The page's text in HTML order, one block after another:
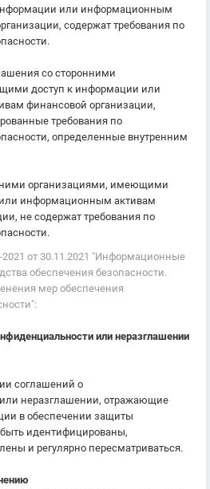
или информационным
содержат требования по
со сторонними
доступ к информации или
финансовой организации,
требования по
определенные внутренним
организациями, имеющими
информационным активам
не содержат требования по
от 30.11.2021 "Информационные
обеспечения безопасности.
мер обеспечения
или неразглашении
соглашений о
неразглашении, отражающие
в обеспечении защиты
идентифицированы,
и регулярно пересматриваться.